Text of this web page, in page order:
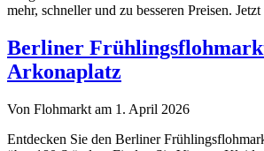
mehr, schneller und zu besseren Preisen.
Berliner
Arkonaplatz
Von Flohmarkt am 1. April 2026
Entdecken Sie den Berliner